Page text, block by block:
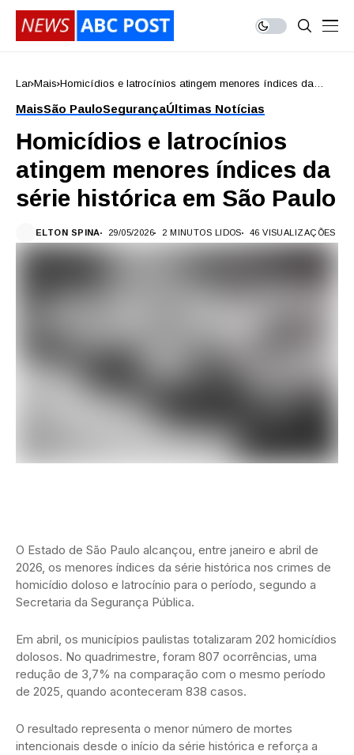
Lar Mais Homicídios e latrocínios atingem menores índices da
MaisSão PauloSegurançaÚltimas Notícias
Homicídios e latrocínios
atingem menores índices da
série histórica em São Paulo
ELTON SPINA 29/05/2026 2 MINUTOS LIDOS 46 VISUALIZAÇÕES
O Estado de São Paulo alcançou, entre janeiro e abril de
2026, os menores índices da série histórica nos crimes de
homicídio doloso e latrocínio para o período, segundo a
Secretaria da Segurança Pública.
Em abril, os municípios paulistas totalizaram 202 homicídios
dolosos. No quadrimestre, foram 807 ocorrências, uma
redução de 3,7% na comparação com o mesmo período
de 2025, quando aconteceram 838 casos.
O resultado representa o menor número de mortes
intencionais desde o início da série histórica e reforça a